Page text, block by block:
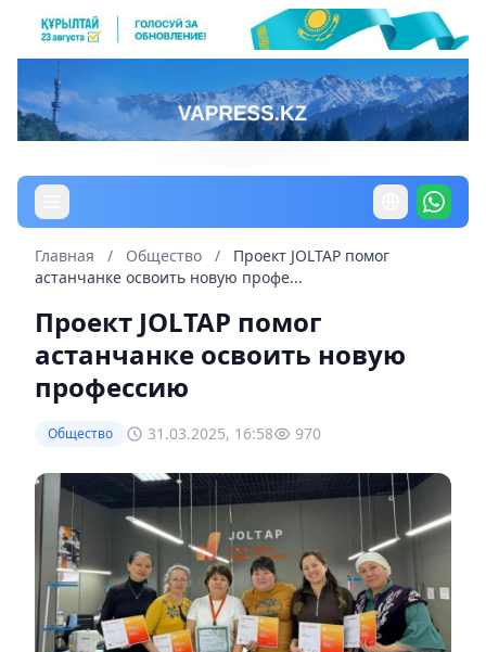
Главная / Общество /
Проект JOLTAP помог
астанчанке освоить новую профе...
Проект JOLTAP помог
астанчанке освоить новую
профессию
Общество 31.03.2025, 16:58 970